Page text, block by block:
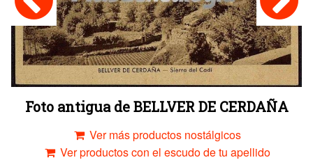
Foto antigua de BELLVER DE CERDAÑA
Ver más productos nostálgicos
Ver productos con el escudo de tu apellido